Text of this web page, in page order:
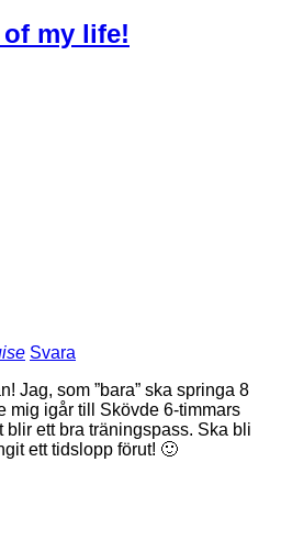
my life!
Svara
Jag, som ”bara” ska springa 8
mig igår till Skövde 6-timmars
blir ett bra träningspass. Ska bli
ett tidslopp förut! 🙂